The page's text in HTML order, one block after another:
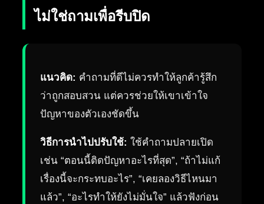
ไม่ใช่ถามเพื่อรีบปิด
แนวคิด: คำถามที่ดีไม่ควรทำให้ลูกค้ารู้สึก
ว่าถูกสอบสวน แต่ควรช่วยให้เขาเข้าใจ
ปัญหาของตัวเองชัดขึ้น
วิธีการนำไปปรับใช้: ใช้คำถามปลายเปิด
เช่น “ตอนนี้ติดปัญหาอะไรที่สุด”, “ถ้าไม่แก้
เรื่องนี้จะกระทบอะไร”, “เคยลองวิธีไหนมา
แล้ว”, “อะไรทำให้ยังไม่มั่นใจ” แล้วฟังก่อน